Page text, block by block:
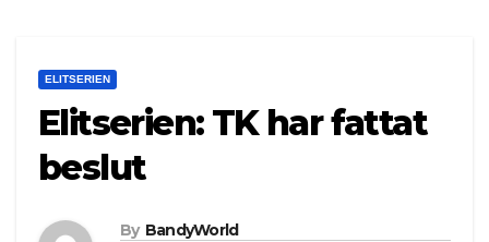
ELITSERIEN
Elitserien: TK har fattat
beslut
By BandyWorld